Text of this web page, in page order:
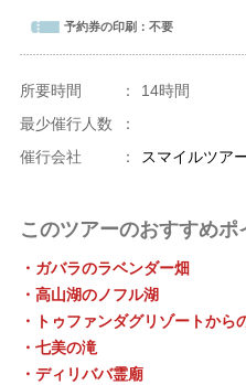
予約券の印刷： 不要
所要時間 ：
14時間
最少催行人数
：
催行会社
： スマイルツア
このツアーのおすすめポ
・ガバラのラベンダー畑
・高山湖のノフル湖
・トゥファンダグリゾートから
・七美の滝
・ディリババ霊廟